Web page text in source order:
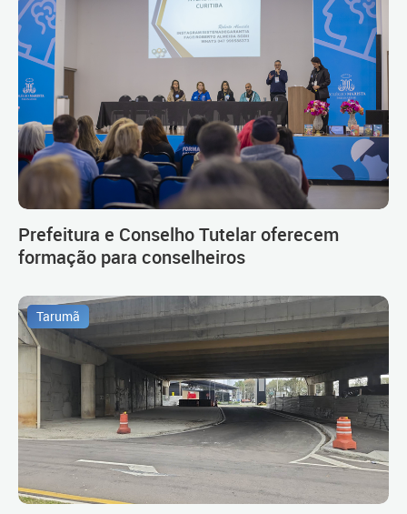
Prefeitura e Conselho Tutelar oferecem
formação para conselheiros
Tarumã